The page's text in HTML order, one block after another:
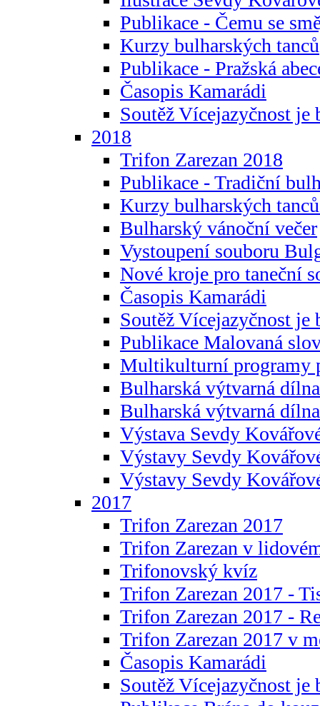
Publikace - Čemu se
Kurzy bulharských tanců
Publikace - Pražská
Časopis Kamarádi
Soutěž Vícejazyčnost je
2018
Trifon Zarezan 2018
Publikace - Tradiční
Kurzy bulharských
Bulharský vánoční večer
Vystoupení souboru
Nové kroje pro taneční
Časopis Kamarádi
Soutěž Vícejazyčnost je
Publikace Malovaná
Multikulturní programy
Bulharská výtvarná
Bulharská výtvarná
Výstava Sevdy
Výstavy Sevdy
Výstavy Sevdy
2017
Trifon Zarezan 2017
Trifon Zarezan v
Trifonovský kvíz
Trifon Zarezan 2017 -
Trifon Zarezan 2017 -
Trifon Zarezan 2017 v
Časopis Kamarádi
Soutěž Vícejazyčnost je